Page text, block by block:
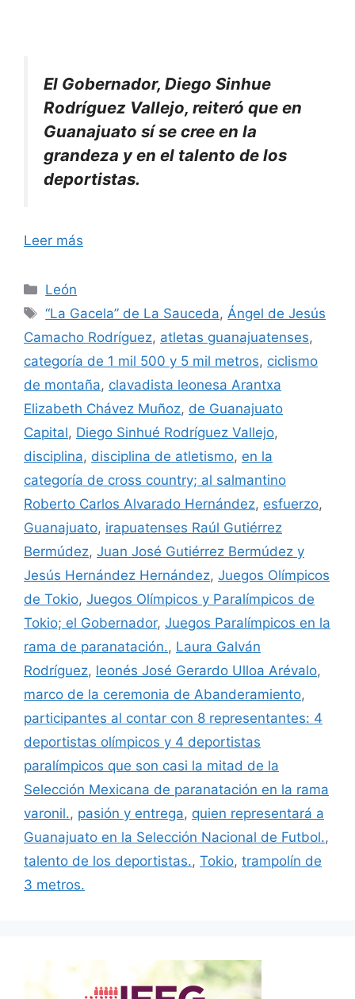
El Gobernador, Diego Sinhue
Rodríguez Vallejo, reiteró que en
Guanajuato sí se cree en la
grandeza y en el talento de los
deportistas.
Leer más
Categorías
León
Etiquetas
“La Gacela” de La Sauceda,Ángel de Jesús
Camacho Rodríguez, atletas guanajuatenses,
categoría de 1 mil 500 y 5 mil metros, ciclismo
de montaña, clavadista leonesa Arantxa
Elizabeth Chávez Muñoz, de Guanajuato
Capital, Diego Sinhué Rodríguez Vallejo,
disciplina, disciplina de atletismo, en la
categoría de cross country; al salmantino
Roberto Carlos Alvarado Hernández, esfuerzo,
Guanajuato, irapuatenses Raúl Gutiérrez
Bermúdez, Juan José Gutiérrez Bermúdez y
Jesús Hernández Hernández, Juegos Olímpicos
de Tokio, Juegos Olímpicos y Paralímpicos de
Tokio; el Gobernador, Juegos Paralímpicos en la
rama de paranatación., Laura Galván
Rodríguez, leonés José Gerardo Ulloa Arévalo,
marco de la ceremonia de Abanderamiento,
participantes al contar con 8 representantes: 4
deportistas olímpicos y 4 deportistas
paralímpicos que son casi la mitad de la
Selección Mexicana de paranatación en la rama
varonil., pasión y entrega, quien representará a
Guanajuato en la Selección Nacional de Futbol.,
talento de los deportistas., Tokio, trampolín de
3 metros.